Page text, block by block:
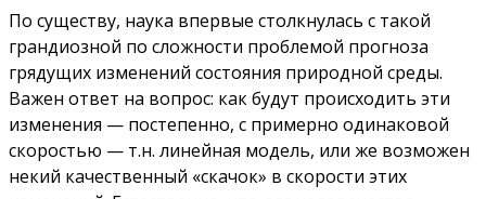
По существу, наука впервые столкнулась с такой
грандиозной по сложности проблемой прогноза
грядущих изменений состояния природной среды.
Важен ответ на вопрос: как будут происходить эти
изменения — постепенно, с примерно одинаковой
скоростью — т.н. линейная модель, или же возможен
некий качественный «скачок» в скорости этих